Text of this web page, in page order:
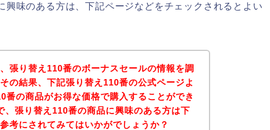
興味のある方は、下記ページなどをチェックされるとよい
張り替え110番のボーナスセールの情報を調
の結果、下記張り替え110番の公式ページよ
番の商品がお得な価格で購入することができ
、張り替え110番の商品に興味のある方は下
考にされてみてはいかがでしょうか？